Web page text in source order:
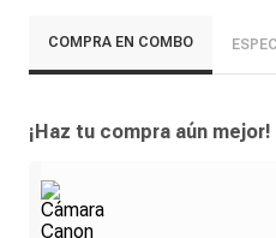
COMPRA EN COMBO
¡Haz tu compra aún mejor!